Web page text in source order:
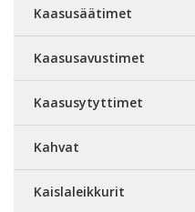
Kaasusäätimet
Kaasusavustimet
Kaasusytyttimet
Kahvat
Kaislaleikkurit